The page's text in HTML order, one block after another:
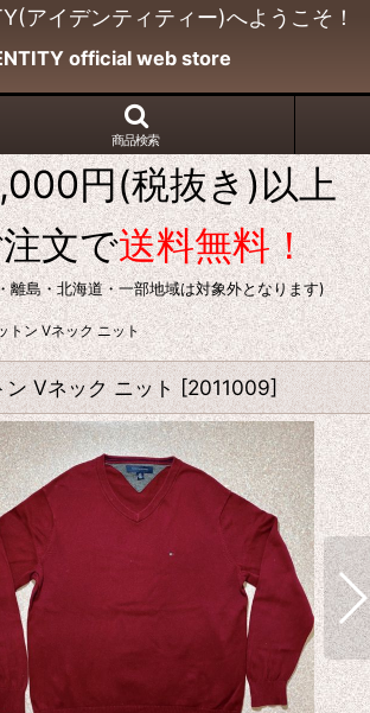
アイデンティティー)へようこそ！
official web store
商品検索
円(税抜き)以上
文で送料無料！
離島・北海道・一部地域は対象外となります)
トン Vネック ニット
Vネック ニット [2011009]